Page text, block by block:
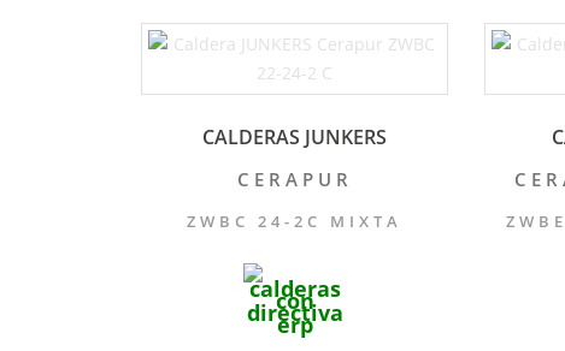
CALDERAS JUNKERS
CERAPUR
ZWBC 24-2C MIXTA